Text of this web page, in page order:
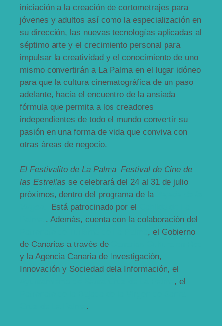
iniciación a la creación de cortometrajes para
jóvenes y adultos así como la especialización en
su dirección, las nuevas tecnologías aplicadas al
séptimo arte y el crecimiento personal para
impulsar la creatividad y el conocimiento de uno
mismo convertirán a La Palma en el lugar idóneo
para que la cultura cinematográfica de un paso
adelante, hacia el encuentro de la ansiada
fórmula que permita a los creadores
independientes de todo el mundo convertir su
pasión en una forma de vida que conviva con
otras áreas de negocio.
El Festivalito de La Palma_Festival de Cine de
las Estrellas se celebrará del 24 al 31 de julio
próximos, dentro del programa de la
Está patrocinado por el
. Además, cuenta con la colaboración del
, el Gobierno
de Canarias a través de
y la Agencia Canaria de Investigación,
Innovación y Sociedad dela Información, el
, el
.